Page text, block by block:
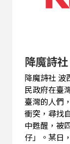
降魔詩
降魔詩社 波西米鴨原著 鏡文學授權 日治初期，殖
民政府在臺
臺灣的人們
衝突，尋找自己的定位。
中甦醒，被
仔」。某日